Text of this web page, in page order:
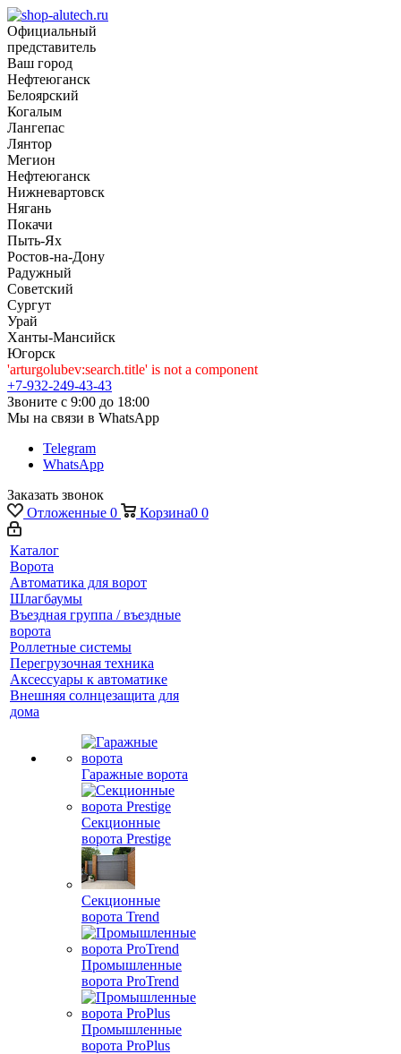
Официальный
представитель
Ваш город
Нефтеюганск
Белоярский
Когалым
Лангепас
Лянтор
Мегион
Нефтеюганск
Нижневартовск
Нягань
Покачи
Пыть-Ях
Рoстов-на-Дону
Радужный
Советский
Сургут
Урай
Ханты-Мансийск
Югорск
'arturgolubev:search.title' is not a component
+7-932-249-43-43
Звоните с 9:00 до 18:00
Мы на связи в WhatsApp
Telegram
WhatsApp
Заказать звонок
Отложенные 0 Корзина0 0
Каталог
Ворота
Автоматика для ворот
Шлагбаумы
Въездная группа / въездные
ворота
Роллетные системы
Перегрузочная техника
Аксессуары к автоматике
Внешняя солнцезащита для
дома
Гаражные ворота
Секционные
ворота Prestige
Секционные
ворота Trend
Промышленные
ворота ProTrend
Промышленные
ворота ProPlus